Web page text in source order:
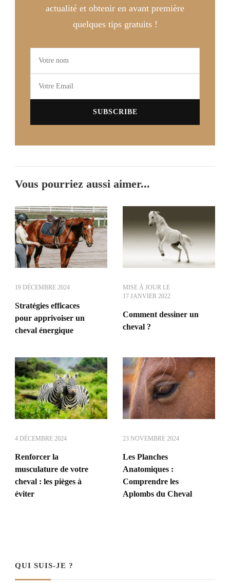
actualité et obtenir en avant première
quelques tips gratuits !
Vous pourriez aussi aimer...
19 DÉCEMBRE 2024
Stratégies efficaces
pour apprivoiser un
cheval énergique
MISE À JOUR LE
17 JANVIER 2022
Comment dessiner un
cheval ?
4 DÉCEMBRE 2024
Renforcer la
musculature de votre
cheval : les pièges à
éviter
23 NOVEMBRE 2024
Les Planches
Anatomiques :
Comprendre les
Aplombs du Cheval
QUI SUIS-JE ?